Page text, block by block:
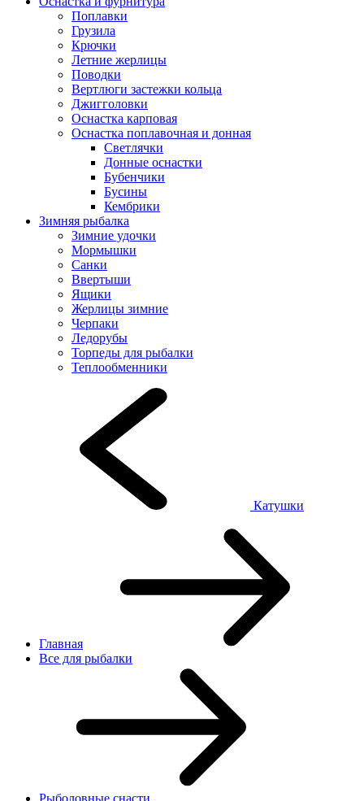
Поплавки
Грузила
Крючки
Летние жерлицы
Поводки
Вертлюги застежки кольца
Джигголовки
Оснастка карповая
Оснастка поплавочная и донная
Светлячки
Донные оснастки
Бубенчики
Бусины
Кембрики
Зимняя рыбалка
Зимние удочки
Мормышки
Санки
Ввертыши
Ящики
Жерлицы зимние
Черпаки
Ледорубы
Торпеды для рыбалки
Теплообменники
Катушки
Главная
Все для рыбалки
Рыболовные снасти